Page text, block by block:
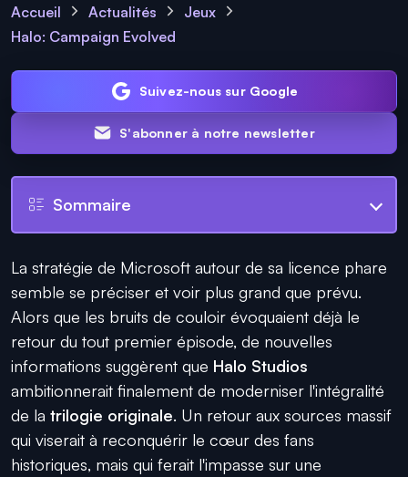
Accueil Actualités
Jeux
Halo: Campaign Evolved
Suivez-nous sur Google
S'abonner à notre newsletter
Sommaire
La stratégie de Microsoft autour de sa licence phare
semble se préciser et voir plus grand que prévu.
Alors que les bruits de couloir évoquaient déjà le
retour du tout premier épisode, de nouvelles
informations suggèrent que Halo Studios
ambitionnerait finalement de moderniser l'intégralité
de la trilogie originale. Un retour aux sources massif
qui viserait à reconquérir le cœur des fans
historiques, mais qui ferait l'impasse sur une